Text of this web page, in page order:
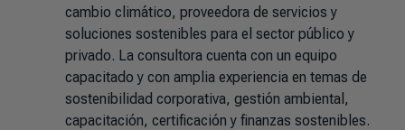
cambio climático, proveedora de servicios y
soluciones sostenibles para el sector público y
privado. La consultora cuenta con un equipo
capacitado y con amplia experiencia en temas de
sostenibilidad corporativa, gestión ambiental,
capacitación, certificación y finanzas sostenibles.